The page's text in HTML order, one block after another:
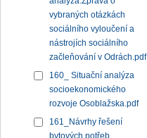
vybraných otázkách
sociálního vyloučení a
nástrojích sociálního
začleňování v Odrách.pdf
160_ Situační analýza
socioekonomického
rozvoje Osoblažska.pdf
161_Návrhy řešení